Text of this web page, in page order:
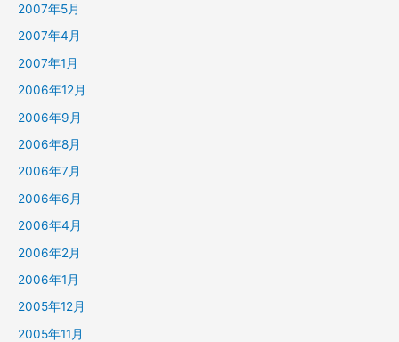
2007年5月
2007年4月
2007年1月
2006年12月
2006年9月
2006年8月
2006年7月
2006年6月
2006年4月
2006年2月
2006年1月
2005年12月
2005年11月